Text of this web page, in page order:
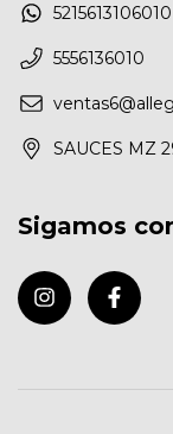
5215613106010
5556136010
SAUCES MZ
Sigamos